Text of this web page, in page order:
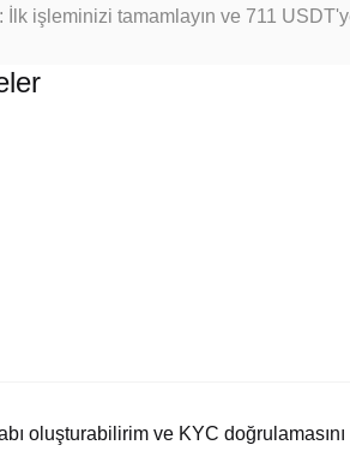
İlk işleminizi tamamlayın ve 711
oluşturabilirim ve KYC